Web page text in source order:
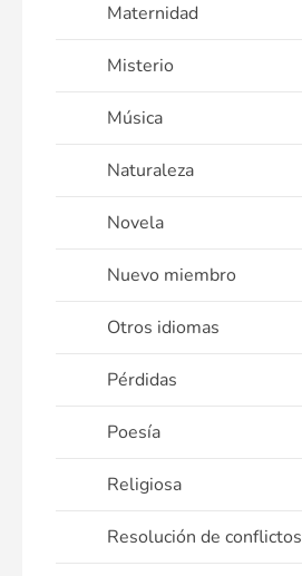
Maternidad
Misterio
Música
Naturaleza
Novela
Nuevo miembro
Otros idiomas
Pérdidas
Poesía
Religiosa
Resolución de conflictos